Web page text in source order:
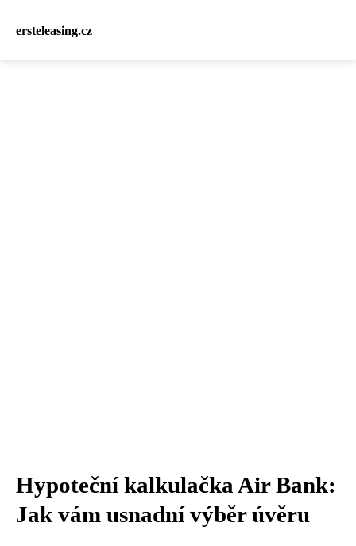
ersteleasing.cz
Hypoteční kalkulačka Air Bank:
Jak vám usnadní výběr úvěru